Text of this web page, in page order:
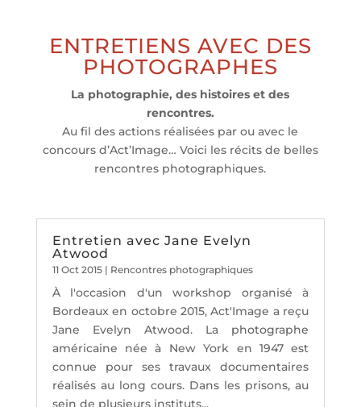
ENTRETIENS AVEC DES
PHOTOGRAPHES
La photographie, des histoires et des
rencontres.
Au fil des actions réalisées par ou avec le
concours d’Act’Image… Voici les récits de belles
rencontres photographiques.
Entretien avec Jane Evelyn
Atwood
11 Oct 2015| Rencontres photographiques
À l'occasion d'un workshop organisé à
Bordeaux en octobre 2015, Act'Image a reçu
Jane Evelyn Atwood. La photographe
américaine née à New York en 1947 est
connue pour ses travaux documentaires
réalisés au long cours. Dans les prisons, au
sein de plusieurs instituts...